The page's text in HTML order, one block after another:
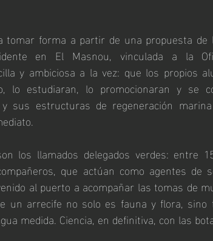
tomar forma a partir de una propuesta de
en El Masnou, vinculada a la
y ambiciosa a la vez: que los propios
lo estudiaran, lo promocionaran y se
sus estructuras de regeneración
los llamados delegados verdes: entre
que actúan como agentes de
al puerto a acompañar las tomas de
un arrecife no solo es fauna y flora, sino
medida. Ciencia, en definitiva, con las